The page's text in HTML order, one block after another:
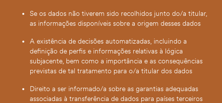
Se os dados não tiverem sido recolhidos junto do/a titular,
as informações disponíveis sobre a origem desses dados
A existência de decisões automatizadas, incluindo a
definição de perfis e informações relativas à lógica
subjacente, bem como a importância e as consequências
previstas de tal tratamento para o/a titular dos dados
Direito a ser informado/a sobre as garantias adequadas
associadas à transferência de dados para países terceiros